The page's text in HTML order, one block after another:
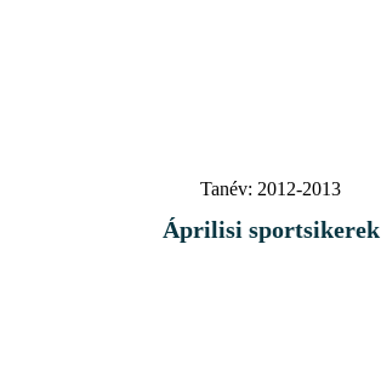
Tanév: 2012-2013
Áprilisi sportsikerek